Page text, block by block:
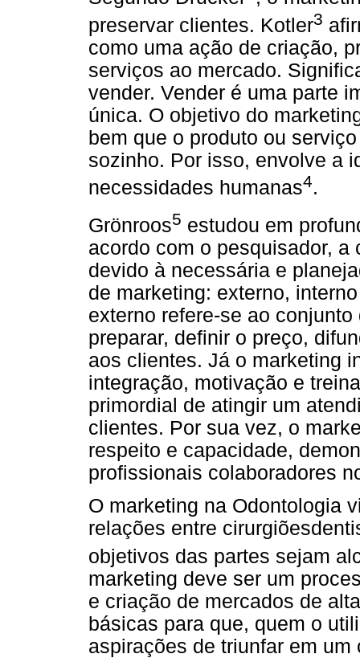
preservar clientes. Kotler3
como uma ação de criação,
serviços ao mercado.
vender. Vender é uma parte
única. O objetivo do
bem que o produto ou
sozinho. Por isso, envolve a
necessidades humanas4.
Grönroos5 estudou em
acordo com o pesquisador,
devido à necessária e
de marketing: externo,
externo refere-se ao
preparar, definir o preço,
aos clientes. Já o marketing
integração, motivação e
primordial de atingir um
clientes. Por sua vez, o
respeito e capacidade,
profissionais colaboradores
O marketing na Odontologia
relações entre
objetivos das partes sejam
marketing deve ser um
e criação de mercados de
básicas para que, quem o
aspirações de triunfar em